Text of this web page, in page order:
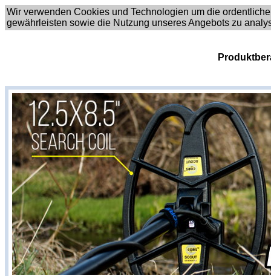
Wir verwenden Cookies und Technologien um die
gewährleisten sowie die Nutzung unseres Angebots zu